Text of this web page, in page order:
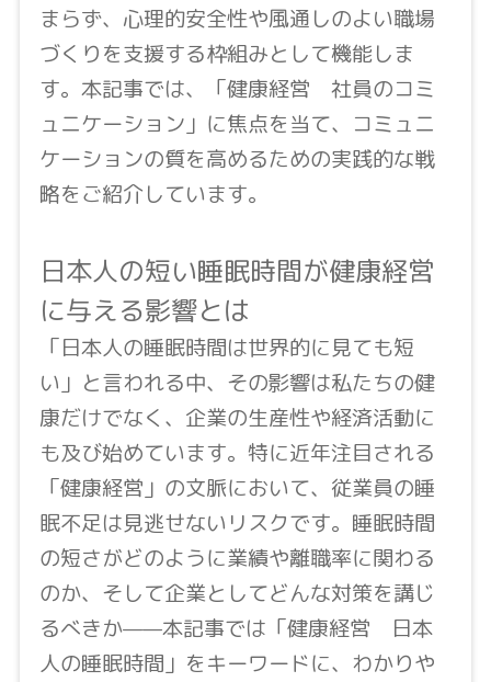
まらず、心理的安全性や風通しのよい職場
づくりを支援する枠組みとして機能しま
す。本記事では、「健康経営 社員のコミ
ュニケーション」に焦点を当て、コミュニ
ケーションの質を高めるための実践的な戦
略をご紹介しています。
日本人の短い睡眠時間が健康経営
に与える影響とは
「日本人の睡眠時間は世界的に見ても短
い」と言われる中、その影響は私たちの健
康だけでなく、企業の生産性や経済活動に
も及び始めています。特に近年注目される
「健康経営」の文脈において、従業員の睡
眠不足は見逃せないリスクです。睡眠時間
の短さがどのように業績や離職率に関わる
のか、そして企業としてどんな対策を講じ
るべきか——本記事では「健康経営 日本
人の睡眠時間」をキーワードに、わかりや